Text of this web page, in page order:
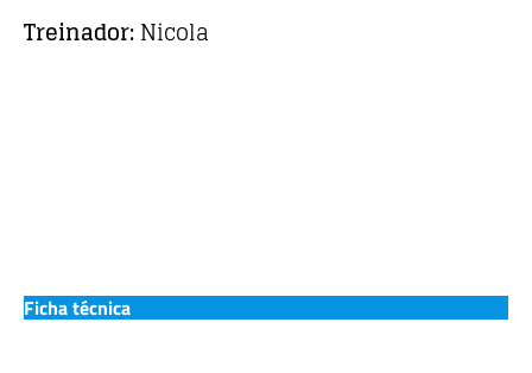
Treinador:Nicola
Ficha técnica